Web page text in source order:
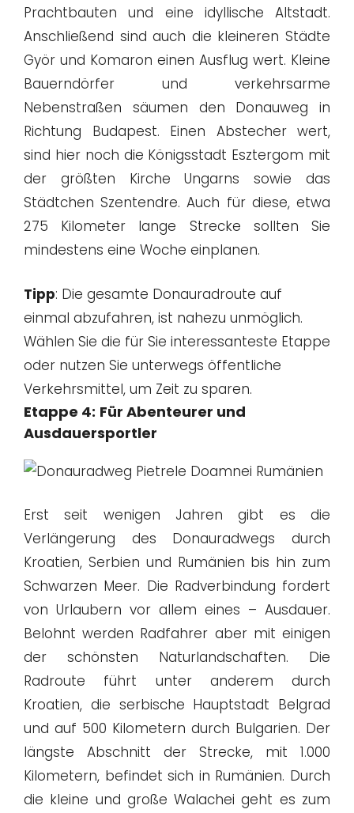
Prachtbauten und eine idyllische Altstadt.
Anschließend sind auch die kleineren Städte
Györ und Komaron einen Ausflug wert. Kleine
Bauerndörfer und verkehrsarme
Nebenstraßen säumen den Donauweg in
Richtung Budapest. Einen Abstecher wert,
sind hier noch die Königsstadt Esztergom mit
der größten Kirche Ungarns sowie das
Städtchen Szentendre. Auch für diese, etwa
275 Kilometer lange Strecke sollten Sie
mindestens eine Woche einplanen.
Tipp: Die gesamte Donauradroute auf
einmal abzufahren, ist nahezu unmöglich.
Wählen Sie die für Sie interessanteste Etappe
oder nutzen Sie unterwegs öffentliche
Verkehrsmittel, um Zeit zu sparen.
Etappe 4: Für Abenteurer und
Ausdauersportler
Erst seit wenigen Jahren gibt es die
Verlängerung des Donauradwegs durch
Kroatien, Serbien und Rumänien bis hin zum
Schwarzen Meer. Die Radverbindung fordert
von Urlaubern vor allem eines – Ausdauer.
Belohnt werden Radfahrer aber mit einigen
der schönsten Naturlandschaften. Die
Radroute führt unter anderem durch
Kroatien, die serbische Hauptstadt Belgrad
und auf 500 Kilometern durch Bulgarien. Der
längste Abschnitt der Strecke, mit 1.000
Kilometern, befindet sich in Rumänien. Durch
die kleine und große Walachei geht es zum